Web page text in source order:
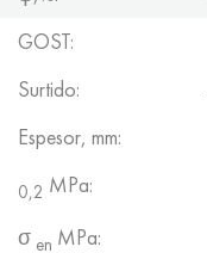
GOST:
Surtido:
Espesor, mm:
0,2 MPa:
σ en MPa: